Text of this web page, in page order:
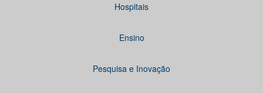
Hospitais
Ensino
Pesquisa e Inovação